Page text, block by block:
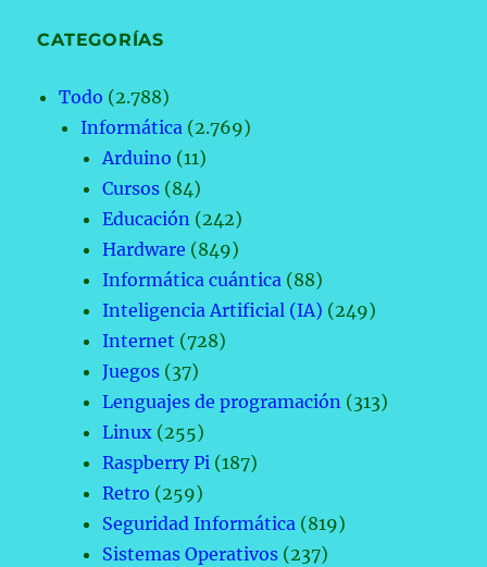
CATEGORÍAS
Todo (2.788)
Informática (2.769)
Arduino (11)
Cursos (84)
Educación (242)
Hardware (849)
Informática cuántica (88)
Inteligencia Artificial (IA) (249)
Internet (728)
Juegos (37)
Lenguajes de programación (313)
Linux (255)
Raspberry Pi (187)
Retro (259)
Seguridad Informática (819)
Sistemas Operativos (237)